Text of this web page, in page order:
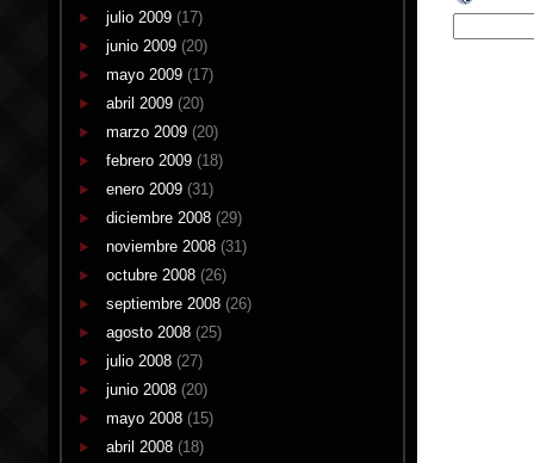
julio 2009 (17)
junio 2009 (20)
mayo 2009 (17)
abril 2009 (20)
marzo 2009 (20)
febrero 2009 (18)
enero 2009 (31)
diciembre 2008 (29)
noviembre 2008 (31)
octubre 2008 (26)
septiembre 2008 (26)
agosto 2008 (25)
julio 2008 (27)
junio 2008 (20)
mayo 2008 (15)
abril 2008 (18)